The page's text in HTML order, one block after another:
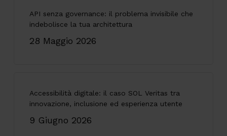
API senza governance: il problema invisibile che
indebolisce la tua architettura
28 Maggio 2026
Accessibilità digitale: il caso SOL Veritas tra
innovazione, inclusione ed esperienza utente
9 Giugno 2026